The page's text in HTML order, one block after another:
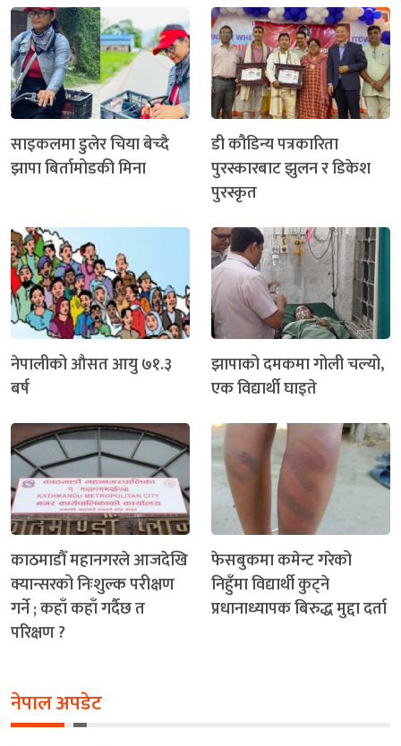
साइकलमा डुलेर चिया बेच्दै
झापा बिर्तामोडकी मिना
डी कौडिन्य पत्रकारिता
पुरस्कारबाट झुलन र डिकेश
पुरस्कृत
नेपालीको औसत आयु ७१.३
बर्ष
झापाको दमकमा गोली चल्यो,
एक विद्यार्थी घाइते
काठमाडौँ महानगरले आजदेखि
क्यान्सरको निःशुल्क परीक्षण
गर्ने ; कहाँ कहाँ गर्दैछ त
परिक्षण ?
फेसबुकमा कमेन्ट गरेको
निहुँमा विद्यार्थी कुट्ने
प्रधानाध्यापक बिरुद्ध मुद्दा दर्ता
नेपाल अपडेट